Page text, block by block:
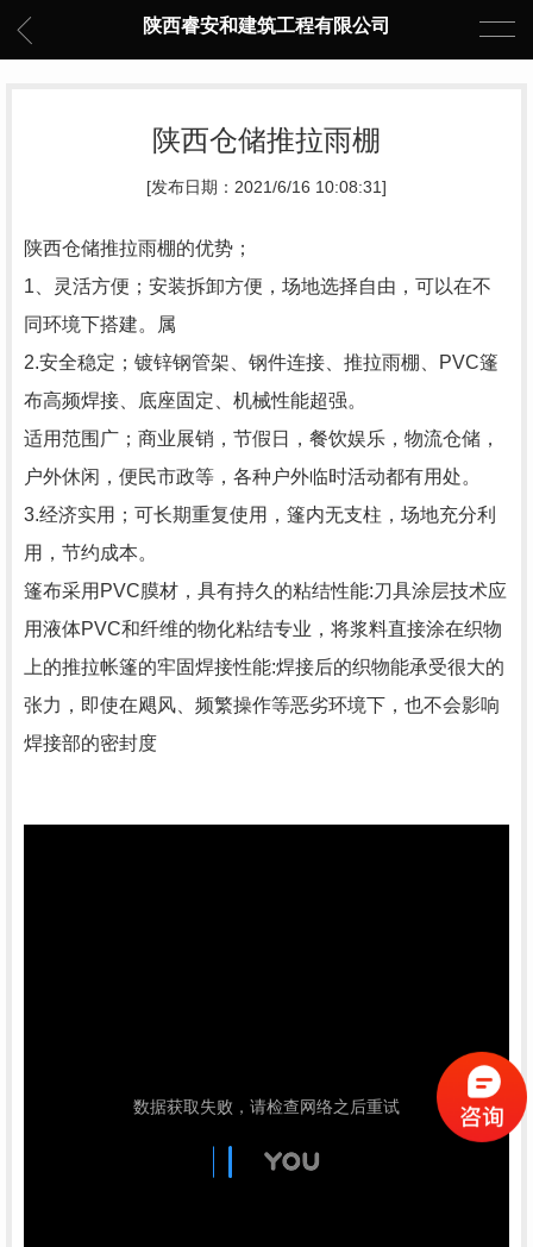
陕西睿安和建筑工程有限公司
陕西仓储推拉雨棚
[发布日期：2021/6/16 10:08:31]
陕西仓储推拉雨棚的优势；
1、灵活方便；安装拆卸方便，场地选择自由，可以在不
同环境下搭建。属
2.安全稳定；镀锌钢管架、钢件连接、推拉雨棚、PVC篷
布高频焊接、底座固定、机械性能超强。
适用范围广；商业展销，节假日，餐饮娱乐，物流仓储，
户外休闲，便民市政等，各种户外临时活动都有用处。
3.经济实用；可长期重复使用，篷内无支柱，场地充分利
用，节约成本。
篷布采用PVC膜材，具有持久的粘结性能:刀具涂层技术应
用液体PVC和纤维的物化粘结专业，将浆料直接涂在织物
上的推拉帐篷的牢固焊接性能:焊接后的织物能承受很大的
张力，即使在飓风、频繁操作等恶劣环境下，也不会影响
焊接部的密封度